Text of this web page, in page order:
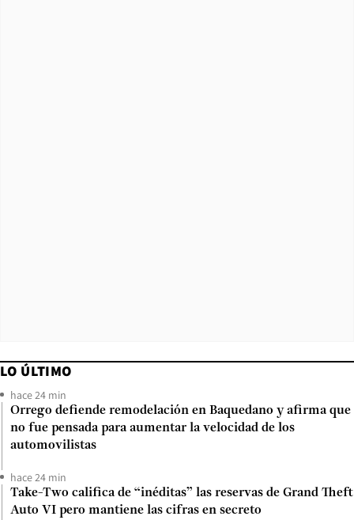
LO ÚLTIMO
hace 24 min
Orrego defiende remodelación en Baquedano y afirma que
no fue pensada para aumentar la velocidad de los
automovilistas
hace 24 min
Take-Two califica de “inéditas” las reservas de Grand Theft
Auto VI pero mantiene las cifras en secreto